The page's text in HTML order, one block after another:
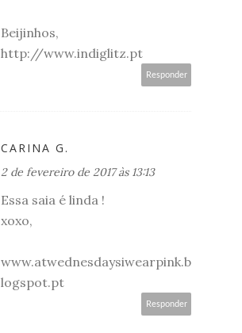
Beijinhos,
http://www.indiglitz.pt
Responder
CARINA G.
2 de fevereiro de 2017 às 13:13
Essa saia é linda !
xoxo,
www.atwednesdaysiwearpink.b
logspot.pt
Responder